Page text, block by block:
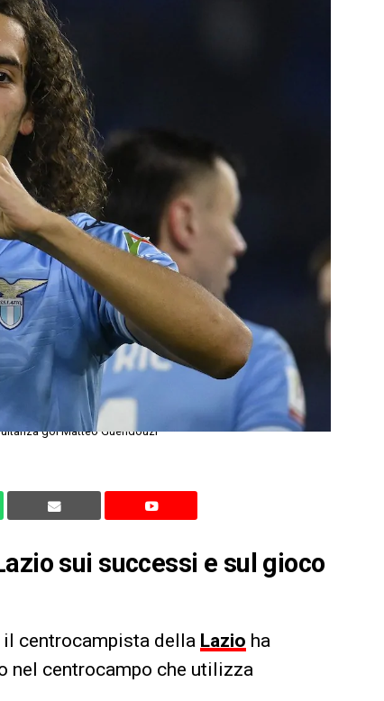
gol Matteo Guendouzi
sui successi e sul gioco
centrocampista della Lazio ha
nel centrocampo che utilizza